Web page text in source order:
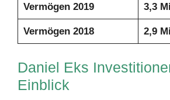
Vermögen 2019 3,3
Vermögen 2018 2,9
Daniel Eks
Einblick